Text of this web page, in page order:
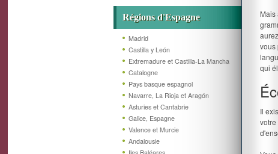
Régions d'Espagne
Madrid
Castilla y León
Extremadure et Castilla-La Mancha
Catalogne
Pays basque espagnol
Navarre, La Rioja et Aragón
Asturies et Cantabrie
Galice, Espagne
Valence et Murcie
Andalousie
Mais
vous
qui
Il